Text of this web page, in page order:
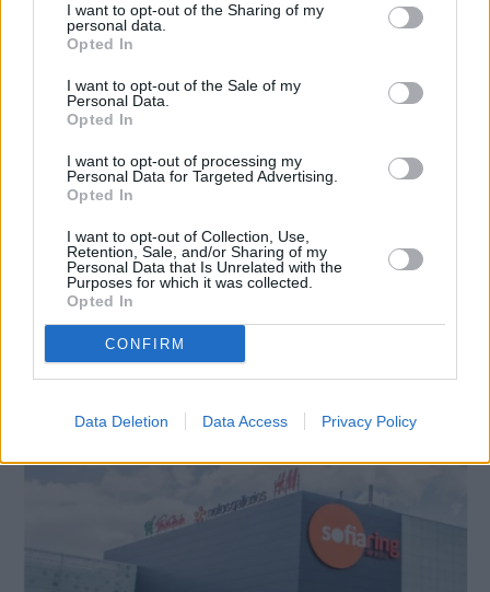
I want to opt-out of the Sharing of my
personal data.
Opted In
I want to opt-out of the Sale of my
Personal Data.
Opted In
I want to opt-out of processing my
Personal Data for Targeted Advertising.
Opted In
I want to opt-out of Collection, Use,
Retention, Sale, and/or Sharing of my
Personal Data that Is Unrelated with the
Purposes for which it was collected.
Opted In
CONFIRM
Data Deletion Data Access Privacy Policy
PREVIOUS ARTICLE
Βιομηχανία: Υποχώρησε κατά
1,8% ο δείκτης κύκλου
NEXT ARTICLE
Δεμένα όλα τα πλοία την 1η
Οκτωβρίου - Τι ζητάει η ΠΝΟ